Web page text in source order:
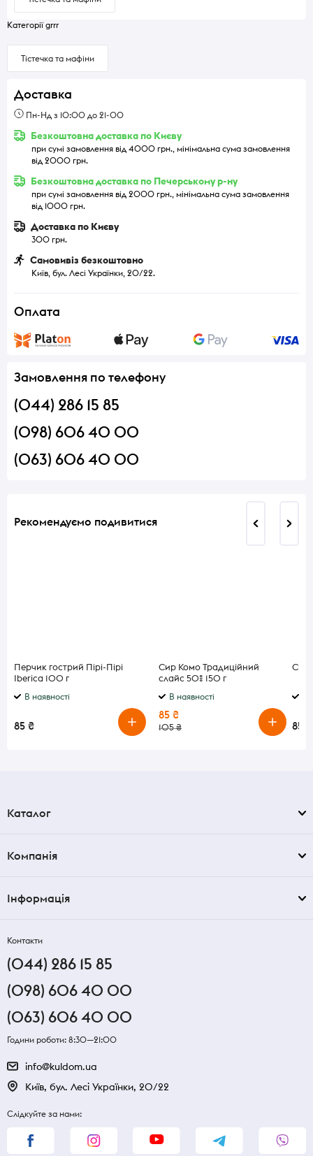
Категорії grrr
Тістечка та мафіни
Доставка
Пн-Нд з 10:00 до 21-00
Безкоштовна доставка по Києву
при сумі замовлення від 4000 грн., мінімальна сума замовлення
від 2000 грн.
Безкоштовна доставка по Печерському р-ну
при сумі замовлення від 2000 грн., мінімальна сума замовлення
від 1000 грн.
Доставка по Києву
300 грн.
Самовивіз безкоштовно
Київ, бул. Лесі Українки, 20/22.
Оплата
Замовлення по телефону
(044) 286 15 85
(098) 606 40 00
(063) 606 40 00
Рекомендуємо подивитися
Перчик гострий Пірі-Пірі
Iberica 100 г
В наявності
85 ₴
Сир Комо Традиційний
слайс 50% 150 г
В наявності
85 ₴
105 ₴
Сир
85 ₴
Каталог
Компанія
Інформація
Контакти
(044) 286 15 85
(098) 606 40 00
(063) 606 40 00
Години роботи: 8:30—21:00
info@kuldom.ua
Київ, бул. Лесі Українки, 20/22
Слідкуйте за нами: